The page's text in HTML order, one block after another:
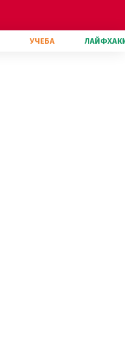
УЧЕБА